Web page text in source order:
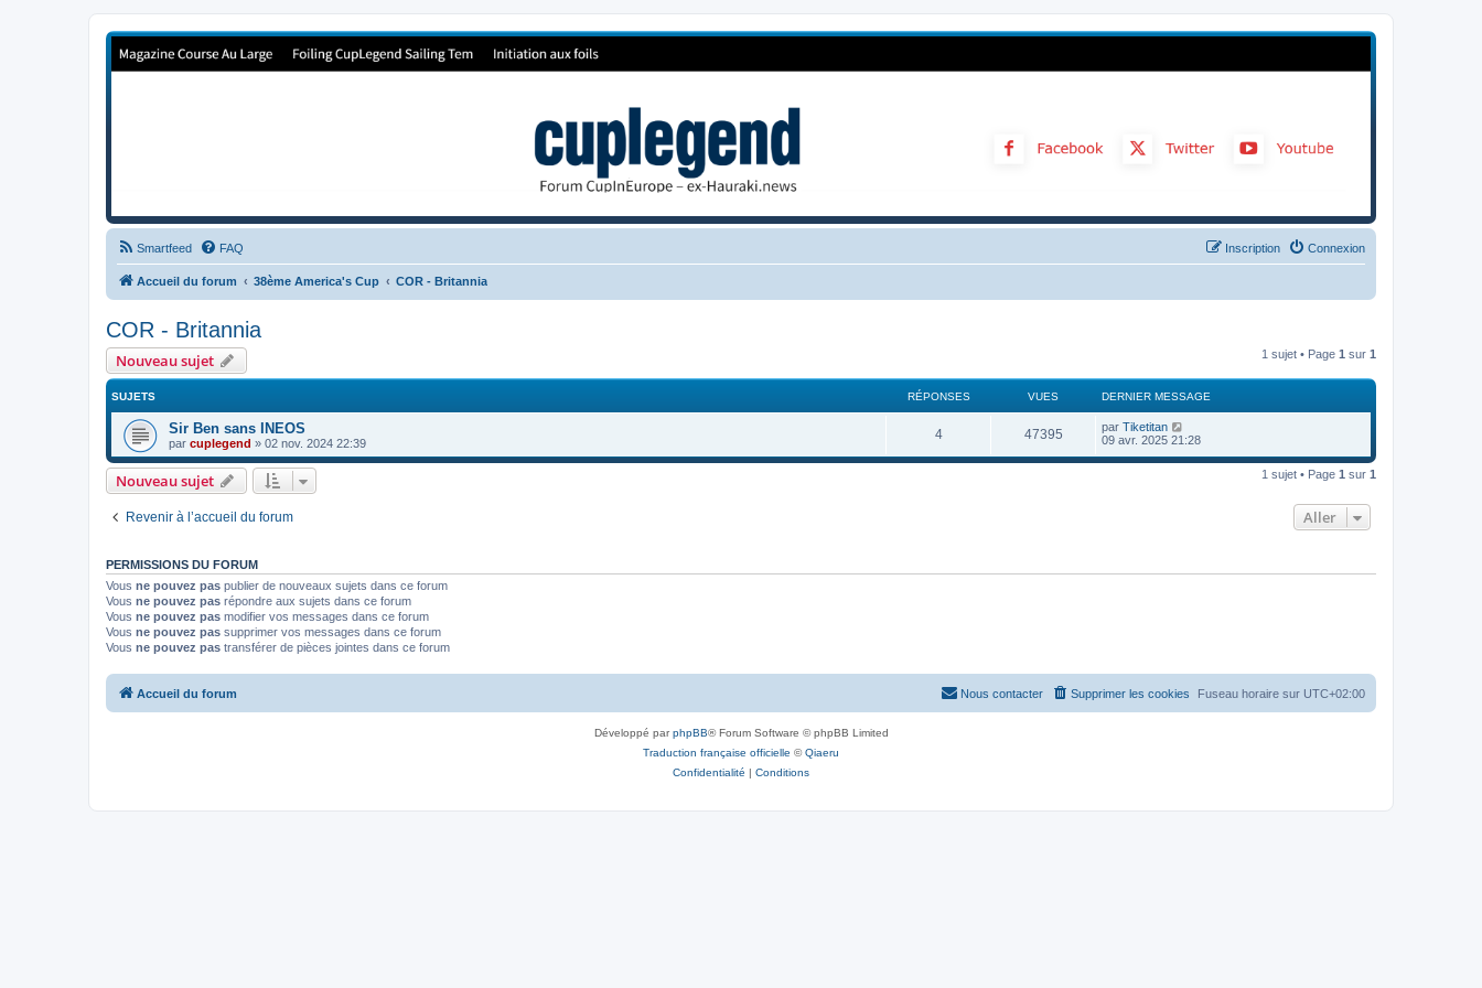
Forum de Cup In Europe
Smartfeed FAQ Connexion
Inscription
Accueil du forum 38ème America's Cup COR - Britannia
COR - Britannia
Nouveau sujet 1 sujet • Page 1 sur 1
SUJETS RÉPONSES VUES DERNIER MESSAGE
Sir Ben sans INEOS
par cuplegend » 02 nov. 2024 22:39
4 47395 par Tiketitan
09 avr. 2025 21:28
Nouveau sujet 1 sujet • Page 1 sur 1
Revenir à l’accueil du forum Aller
PERMISSIONS DU FORUM
Vous ne pouvez pas publier de nouveaux sujets dans ce forum
Vous ne pouvez pas répondre aux sujets dans ce forum
Vous ne pouvez pas modifier vos messages dans ce forum
Vous ne pouvez pas supprimer vos messages dans ce forum
Vous ne pouvez pas transférer de pièces jointes dans ce forum
Accueil du forum Fuseau horaire sur UTC+02:00
Supprimer les cookies
Nous contacter
Développé parphpBB® Forum Software © phpBB Limited
Traduction française officielle ©Qiaeru
Confidentialité | Conditions